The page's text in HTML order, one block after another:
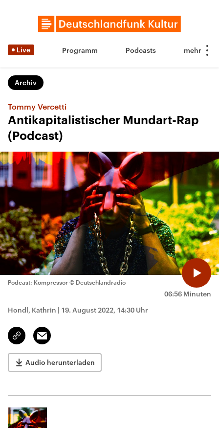
Live Programm Podcasts
Archiv
Tommy Vercetti
Antikapitalistischer Mundart-Rap
(Podcast)
06:56 Minuten
Podcast: Kompressor © Deutschlandradio
Hondl, Kathrin | 19. August 2022, 14:30 Uhr
Link
kopieren/teilen
Email
Audio herunterladen